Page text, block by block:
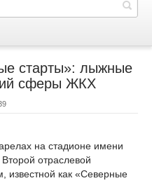
старты»: лыжные
сферы ЖКХ
на стадионе имени
отраслевой
известной как «Северные